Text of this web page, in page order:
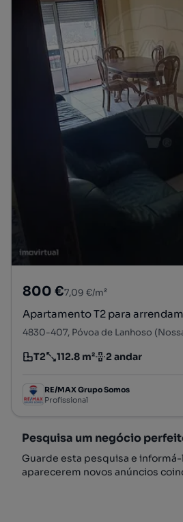
800 €7,09 €/m²
Apartamento T2 para
Tipologia
T2
Preço por metro quadrado
112.8 m²
Andar 2 andar
RE/MAX Grupo Somos
Profissional
Pesquisa um negócio
Guarde esta pesquisa e
aparecerem novos anúncios